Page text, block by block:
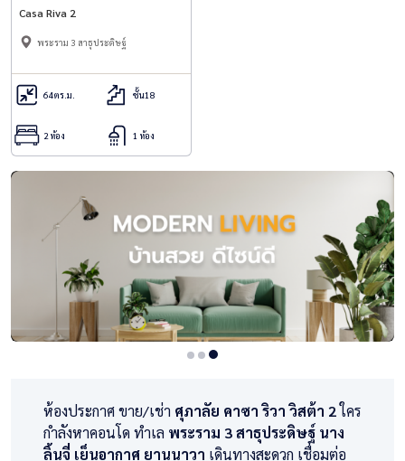
Casa Riva 2
พระราม 3 สาธุประดิษฐ์
64ตร.ม. ชั้น18
2 ห้อง 1 ห้อง
ห้องประกาศ ขาย/เช่า ศุภาลัย คาซา ริวา วิสต้า 2ใคร
กำลังหาคอนโด ทำเล พระราม 3 สาธุประดิษฐ์ นาง
ลิ้นจี่ เย็นอากาศ ยานนาวา เดินทางสะดวก เชื่อมต่อ